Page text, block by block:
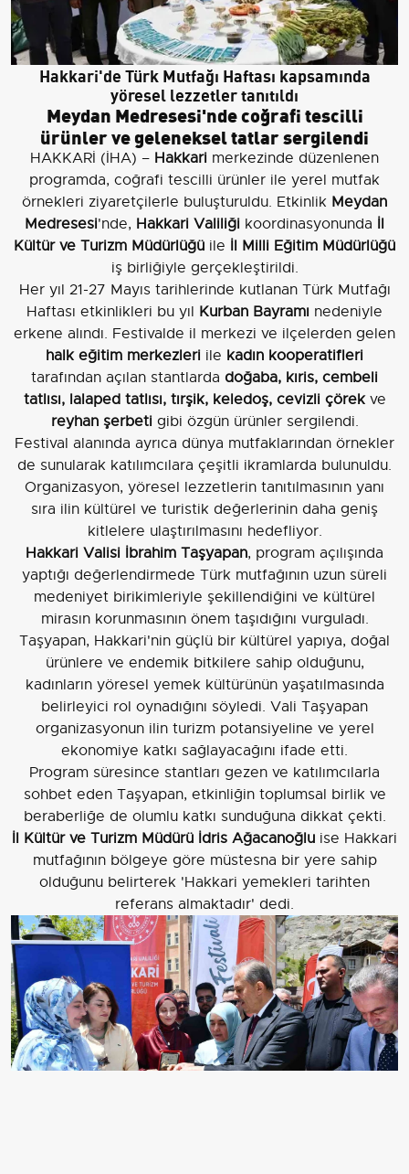
Hakkari'de Türk Mutfağı Haftası kapsamında
yöresel lezzetler tanıtıldı
Meydan Medresesi'nde coğrafi tescilli
ürünler ve geleneksel tatlar sergilendi
HAKKARİ (İHA) – Hakkari merkezinde düzenlenen
programda, coğrafi tescilli ürünler ile yerel mutfak
örnekleri ziyaretçilerle buluşturuldu. Etkinlik Meydan
Medresesi'nde, Hakkari Valiliği koordinasyonunda İl
Kültür ve Turizm Müdürlüğü ile İl Milli Eğitim Müdürlüğü
iş birliğiyle gerçekleştirildi.
Her yıl 21-27 Mayıs tarihlerinde kutlanan Türk Mutfağı
Haftası etkinlikleri bu yıl Kurban Bayramı nedeniyle
erkene alındı. Festivalde il merkezi ve ilçelerden gelen
halk eğitim merkezleri ile kadın kooperatifleri
tarafından açılan stantlarda doğaba, kıris, cembeli
tatlısı, lalaped tatlısı, tırşik, keledoş, cevizli çörekve
reyhan şerbetigibi özgün ürünler sergilendi.
Festival alanında ayrıca dünya mutfaklarından örnekler
de sunularak katılımcılara çeşitli ikramlarda bulunuldu.
Organizasyon, yöresel lezzetlerin tanıtılmasının yanı
sıra ilin kültürel ve turistik değerlerinin daha geniş
kitlelere ulaştırılmasını hedefliyor.
Hakkari Valisi İbrahim Taşyapan, program açılışında
yaptığı değerlendirmede Türk mutfağının uzun süreli
medeniyet birikimleriyle şekillendiğini ve kültürel
mirasın korunmasının önem taşıdığını vurguladı.
Taşyapan, Hakkari'nin güçlü bir kültürel yapıya, doğal
ürünlere ve endemik bitkilere sahip olduğunu,
kadınların yöresel yemek kültürünün yaşatılmasında
belirleyici rol oynadığını söyledi. Vali Taşyapan
organizasyonun ilin turizm potansiyeline ve yerel
ekonomiye katkı sağlayacağını ifade etti.
Program süresince stantları gezen ve katılımcılarla
sohbet eden Taşyapan, etkinliğin toplumsal birlik ve
beraberliğe de olumlu katkı sunduğuna dikkat çekti.
İl Kültür ve Turizm Müdürü İdris Ağacanoğlu ise Hakkari
mutfağının bölgeye göre müstesna bir yere sahip
olduğunu belirterek 'Hakkari yemekleri tarihten
referans almaktadır' dedi.